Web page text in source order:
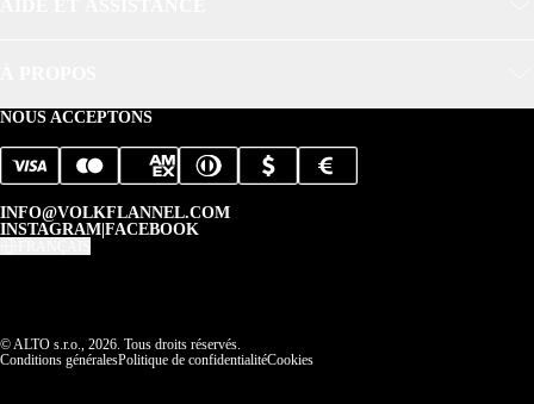
NOUS ACCEPTONS
INFO@VOLKFLANNEL.COM
INSTAGRAM FACEBOOK
© ALTO s.r.o., 2026. Tous droits réservés.
Conditions généralesPolitique de confidentialitéCookies